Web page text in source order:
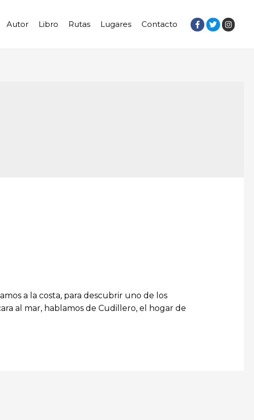
Autor Libro Rutas Lugares Contacto
a la costa, para descubrir uno de los
al mar, hablamos de Cudillero, el hogar de